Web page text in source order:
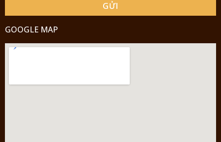
GỬI
GOOGLE MAP